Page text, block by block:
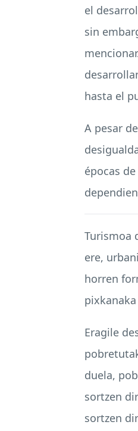
el
sin
hasta el
A pesar
épocas
Turismoa
ere,
horren
Eragile
duela,
sortzen
sortzen